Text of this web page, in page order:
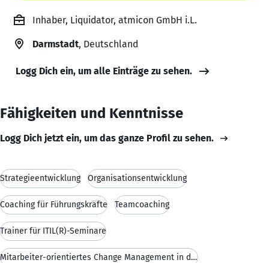
Inhaber, Liquidator, atmicon GmbH i.L.
Darmstadt, Deutschland
Logg Dich ein, um alle Einträge zu sehen.
Fähigkeiten und Kenntnisse
Logg Dich jetzt ein, um das ganze Profil zu sehen.
Strategieentwicklung Organisationsentwicklung
Coaching für Führungskräfte Teamcoaching
Trainer für ITIL(R)-Seminare
Mitarbeiter-orientiertes Change Management in der